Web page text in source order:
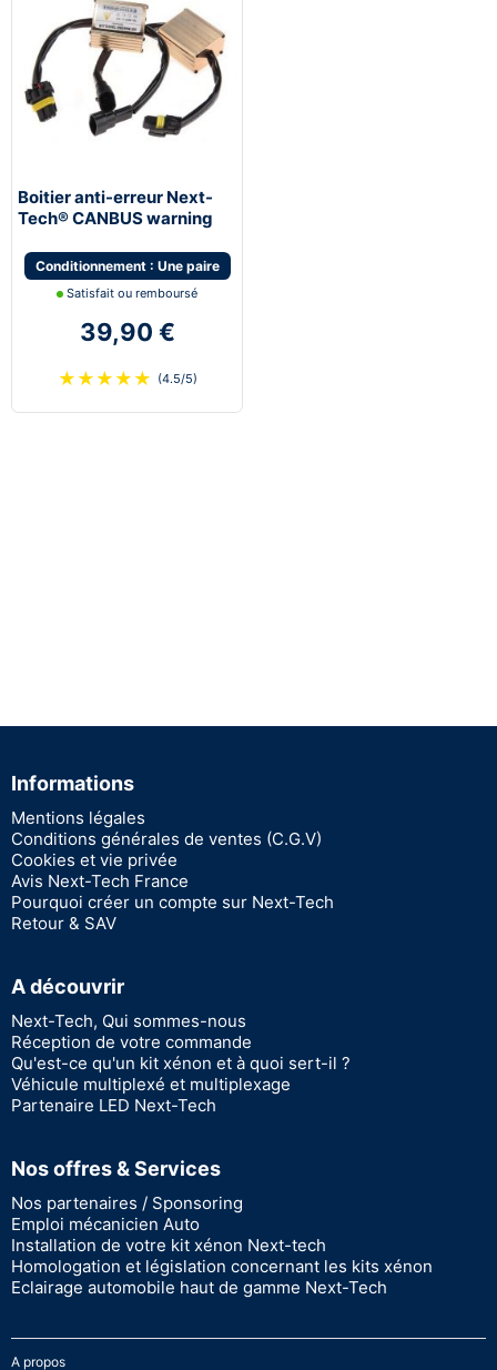
Boitier anti-erreur Next-
Tech® CANBUS warning
Conditionnement : Une paire
Satisfait ou remboursé
39,90 €
★ ★ ★ ★ ★ (4.5/5)
Informations
Mentions légales
Conditions générales de ventes (C.G.V)
Cookies et vie privée
Avis Next-Tech France
Pourquoi créer un compte sur Next-Tech
Retour & SAV
A découvrir
Next-Tech, Qui sommes-nous
Réception de votre commande
Qu'est-ce qu'un kit xénon et à quoi sert-il ?
Véhicule multiplexé et multiplexage
Partenaire LED Next-Tech
Nos offres & Services
Nos partenaires / Sponsoring
Emploi mécanicien Auto
Installation de votre kit xénon Next-tech
Homologation et législation concernant les kits xénon
Eclairage automobile haut de gamme Next-Tech
A propos